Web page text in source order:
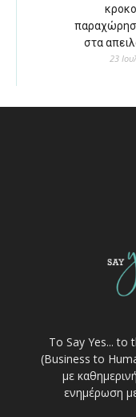
στα
23
Το Say Yes... to
(Business to
με
ενημέρωση